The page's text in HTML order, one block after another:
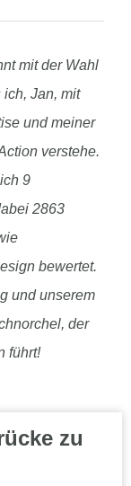
mit der Wahl
Jan, mit
und meiner
verstehe.
9
2863
bewertet.
und unserem
der
führt!
zu